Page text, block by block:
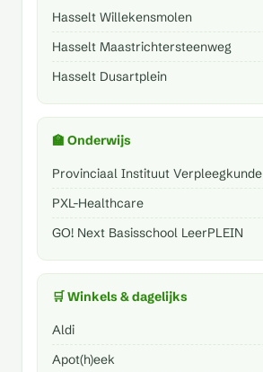
Hasselt Willekensmolen
Hasselt Maastrichtersteenweg
Hasselt Dusartplein
🏫 Onderwijs
Provinciaal Instituut Verpleegkunde
PXL-Healthcare
GO! Next Basisschool LeerPLEIN
🛒 Winkels & dagelijks
Aldi
Apot(h)eek